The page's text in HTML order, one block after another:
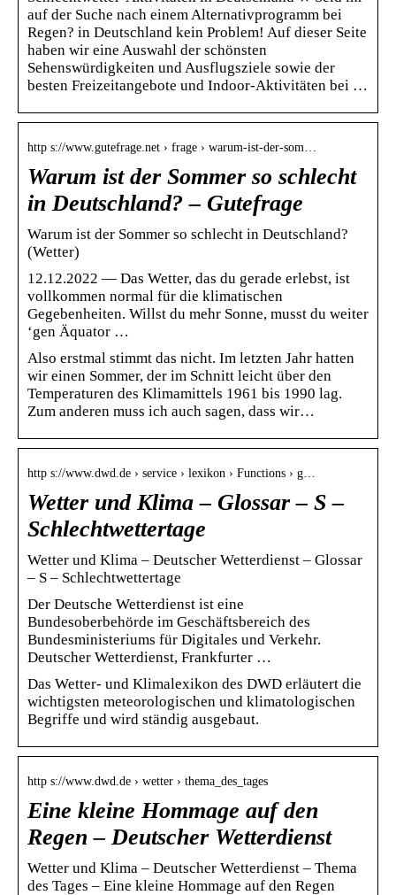
auf der Suche nach einem Alternativprogramm bei
Regen? in Deutschland kein Problem! Auf dieser Seite
haben wir eine Auswahl der schönsten
Sehenswürdigkeiten und Ausflugsziele sowie der
besten Freizeitangebote und Indoor-Aktivitäten bei …
http s://www.gutefrage.net › frage › warum-ist-der-som…
Warum ist der Sommer so schlecht
in Deutschland? – Gutefrage
Warum ist der Sommer so schlecht in Deutschland?
(Wetter)
12.12.2022 — Das Wetter, das du gerade erlebst, ist
vollkommen normal für die klimatischen
Gegebenheiten. Willst du mehr Sonne, musst du weiter
‘gen Äquator …
Also erstmal stimmt das nicht. Im letzten Jahr hatten
wir einen Sommer, der im Schnitt leicht über den
Temperaturen des Klimamittels 1961 bis 1990 lag.
Zum anderen muss ich auch sagen, dass wir…
http s://www.dwd.de › service › lexikon › Functions › g…
Wetter und Klima – Glossar – S –
Schlechtwettertage
Wetter und Klima – Deutscher Wetterdienst – Glossar
– S – Schlechtwettertage
Der Deutsche Wetterdienst ist eine
Bundesoberbehörde im Geschäftsbereich des
Bundesministeriums für Digitales und Verkehr.
Deutscher Wetterdienst, Frankfurter …
Das Wetter- und Klimalexikon des DWD erläutert die
wichtigsten meteorologischen und klimatologischen
Begriffe und wird ständig ausgebaut.
http s://www.dwd.de › wetter › thema_des_tages
Eine kleine Hommage auf den
Regen – Deutscher Wetterdienst
Wetter und Klima – Deutscher Wetterdienst – Thema
des Tages – Eine kleine Hommage auf den Regen